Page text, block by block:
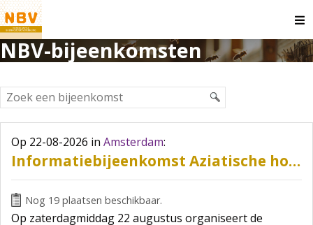
NBV-bijeenkomsten
Op 22-08-2026 in Amsterdam:
Informatiebijeenkomst Aziatische hoornaar/ geelpoothoornaar Provincie Noord-Holland
Nog 19 plaatsen beschikbaar.
Op zaterdagmiddag 22 augustus organiseert de